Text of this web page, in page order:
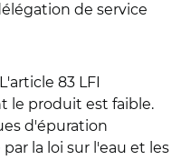
de service
83 LFI
le produit est faible.
d'épuration
la loi sur l'eau et les